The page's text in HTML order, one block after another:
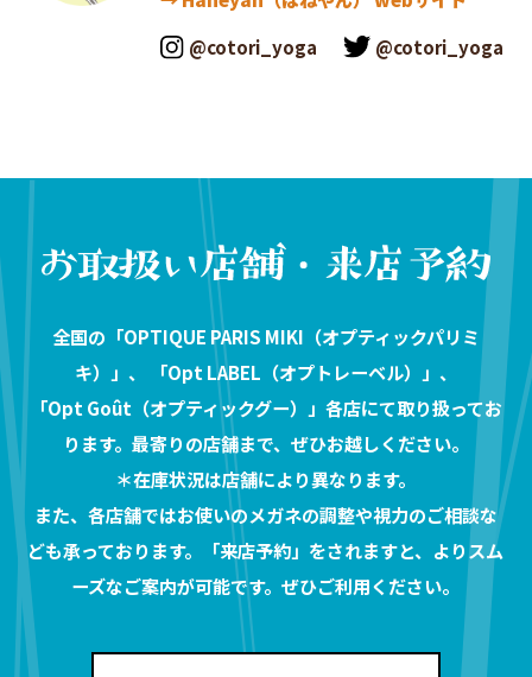
@cotori_yoga
@cotori_yoga
全国の「OPTIQUE PARIS MIKI（オプティックパリミ
キ）」、 「Opt LABEL（オプトレーベル）」、
「Opt Goût（オプティックグー）」各店にて取り扱ってお
ります。最寄りの店舗まで、ぜひお越しください。
＊在庫状況は店舗により異なります。
また、各店舗ではお使いのメガネの調整や視力のご相談な
ども承っております。「来店予約」をされますと、よりスム
ーズなご案内が可能です。ぜひご利用ください。